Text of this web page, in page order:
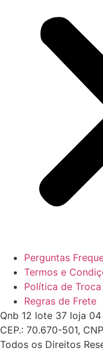
Perguntas
Termos e
Política de Troca
Regras de Frete
Qnb 12 lote 37 loja 04
CEP.: 70.670-501,
Todos os Direitos